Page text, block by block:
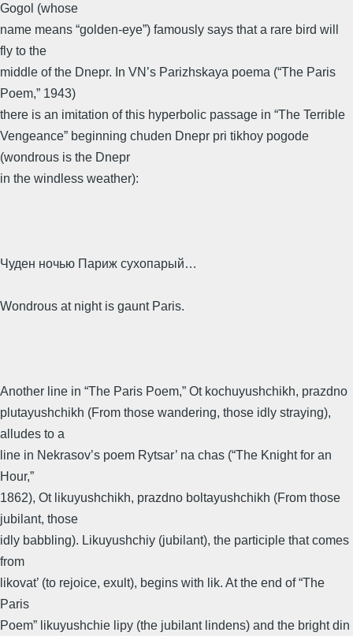
Gogol (whose
name means “golden-eye”) famously says that a rare bird will
fly to the
middle of the Dnepr. In VN’s Parizhskaya poema (“The Paris
Poem,” 1943)
there is an imitation of this hyperbolic passage in “The Terrible
Vengeance” beginning chuden Dnepr pri tikhoy pogode
(wondrous is the Dnepr
in the windless weather):
Чуден ночью Париж сухопарый…
Wondrous at night is gaunt Paris.
Another line in “The Paris Poem,” Ot kochuyushchikh, prazdno
plutayushchikh (From those wandering, those idly straying),
alludes to a
line in Nekrasov’s poem Rytsar’ na chas (“The Knight for an
Hour,”
1862), Ot likuyushchikh, prazdno boltayushchikh (From those
jubilant, those
idly babbling). Likuyushchiy (jubilant), the participle that comes
from
likovat’ (to rejoice, exult), begins with lik. At the end of “The
Paris
Poem” likuyushchie lipy (the jubilant lindens) and the bright din